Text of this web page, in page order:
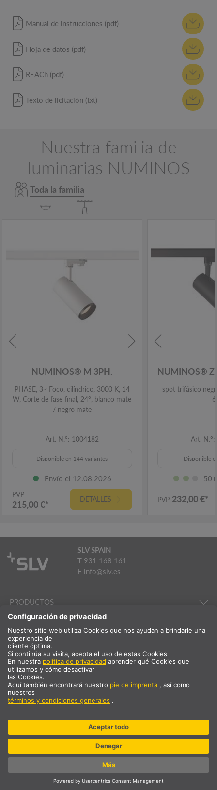
Manual de instrucciones (pdf)
Hoja de datos (pdf)
REACh (pdf)
Texto de licitación (txt)
Nuestra familia de
luminarias NUMINOS
Toda la familia
NUMINOS® M 3PH.
PHASE, 3~ Foco, cilíndrico, 3000 K, 14
W, Corte de fase final, 24°, blanco mate
/ negro mate
Art. N.º: 1004182
Disponible en 144 variantes
Envío el 12.08.2026
PVP
215,00 €* DETALLES
NUMINOS®
spot trifásico
Art.
Disponible
PVP 232,00 €*
SLV SPAIN
T 931 168 161
E info@slv.es
PRODUCTOS
ILUMINACIÓN AMBIENTAL
EMPRESA Y SERVICIO TÉCNICO
INTERNACIONAL
ES
España
* más 21 % de IVA y gastos de envío Precio solo para clientes
comerciales / registrados.
© SLV Germany 2026. All rights reserved
Configuración de las «cookies»
Protección de datos